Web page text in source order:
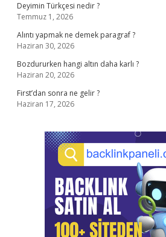
Deyimin Türkçesi nedir ?
Temmuz 1, 2026
Alıntı yapmak ne demek paragraf ?
Haziran 30, 2026
Bozdururken hangi altın daha karlı ?
Haziran 20, 2026
First’dan sonra ne gelir ?
Haziran 17, 2026